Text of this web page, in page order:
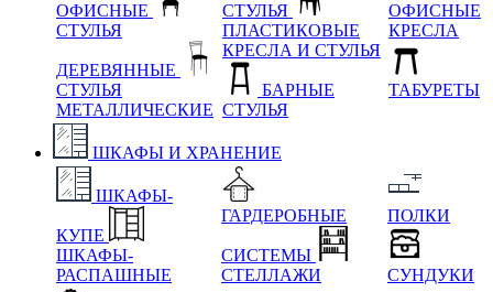
ОФИСНЫЕ
СТУЛЬЯ
ДЕРЕВЯННЫЕ
СТУЛЬЯ
МЕТАЛЛИЧЕСКИЕ
СТУЛЬЯ
ПЛАСТИКОВЫЕ
КРЕСЛА И СТУЛЬЯ
БАРНЫЕ
СТУЛЬЯ
ОФИСНЫЕ
КРЕСЛА
ТАБУРЕТЫ
ШКАФЫ И ХРАНЕНИЕ
ШКАФЫ-
КУПЕ
ШКАФЫ-
РАСПАШНЫЕ
ГАРДЕРОБНЫЕ
СИСТЕМЫ
СТЕЛЛАЖИ
ПОЛКИ
СУНДУКИ